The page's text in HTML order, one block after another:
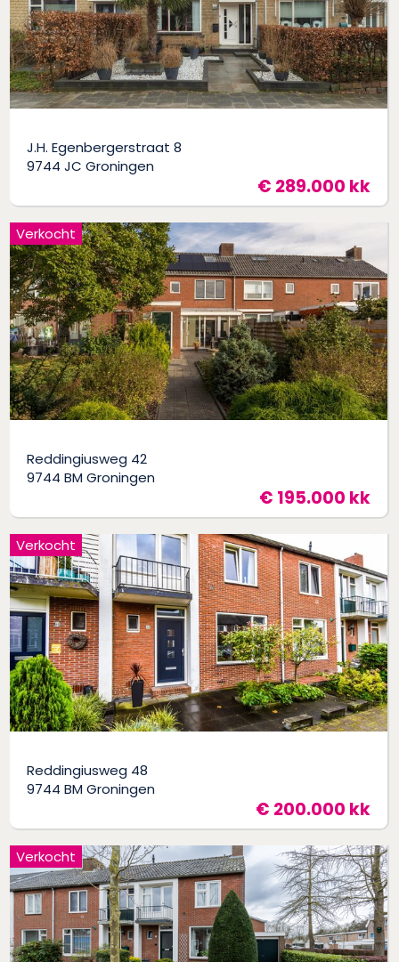
J.H. Egenbergerstraat 8
9744 JC Groningen
€ 289.000 kk
Reddingiusweg 42
9744 BM Groningen
€ 195.000 kk
Verkocht
Reddingiusweg 48
9744 BM Groningen
€ 200.000 kk
Verkocht
Verkocht